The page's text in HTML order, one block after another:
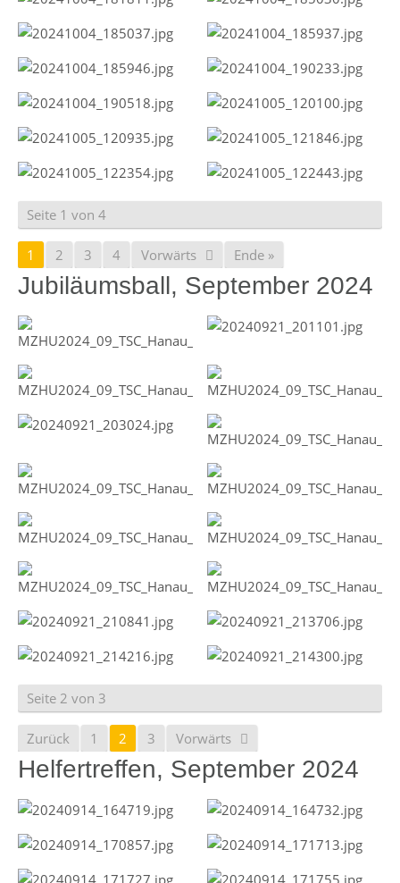
Seite 1 von 4
1 2 3 4 Vorwärts Ende »
Jubiläumsball, September 2024
Seite 2 von 3
Zurück 1 2 3 Vorwärts
Helfertreffen, September 2024